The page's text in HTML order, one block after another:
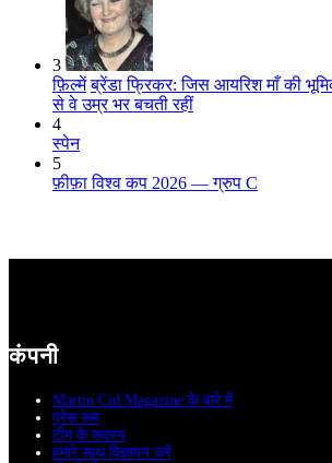
3
फ़िल्में ब्रेंडा फ्रिकर: जिस आयरिश माँ की
से वे उम्र भर बचती रहीं
4
स्पेन
5
फ़ीफ़ा विश्व कप 2026 — ग्रुप C
कंपनी
Martin Cid Magazine के बारे में
प्रेस रूम
टीम के सदस्य
हमारे साथ विज्ञापन करें